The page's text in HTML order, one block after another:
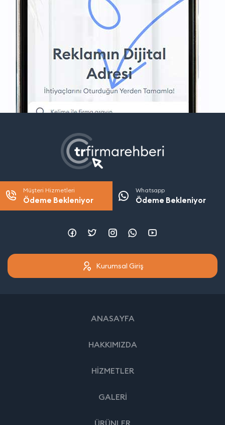
Müşteri Hizmetleri
Ödeme Bekleniyor
Whatsapp
Ödeme Bekleniyor
Kurumsal Giriş
ANASAYFA
HAKKIMIZDA
HİZMETLER
GALERİ